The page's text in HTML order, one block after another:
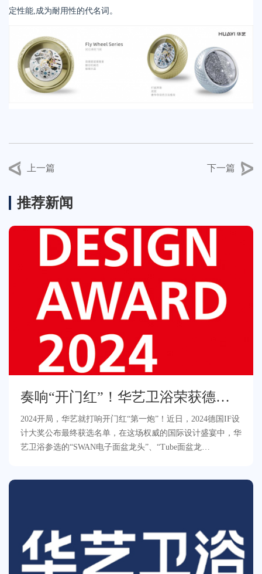
定性能,成为耐用性的代名词。
上一篇 下一篇
推荐新闻
奏响“开门红”！华艺卫浴荣获德国
IF设计大奖！
2024开局，华艺就打响开门红“第一炮”！近日，2024德国IF设
计大奖公布最终获选名单，在这场权威的国际设计盛宴中，华
艺卫浴参选的“SWAN电子面盆龙头”、“Tube面盆龙